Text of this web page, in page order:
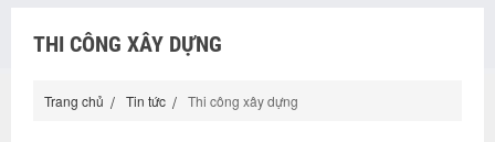
THI CÔNG XÂY DỰNG
Trang chủ Tin tức Thi công xây dựng